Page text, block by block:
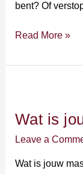
bent? Of
Read More »
Wat is
Leave a
Wat is jouw
jouw